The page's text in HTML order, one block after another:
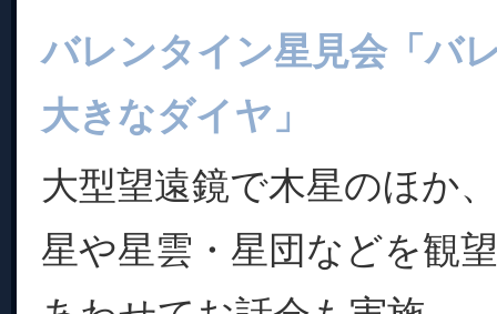
バレンタイン星見会「バ
大きなダイヤ」
大型望遠鏡で木星のほか
星や星雲・星団などを観